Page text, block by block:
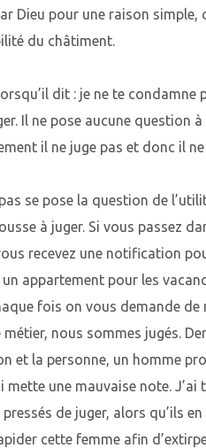
Dieu pour une raison simple,
du châtiment.
dit : je ne te condamne
Il ne pose aucune question
il ne juge pas et donc il
se pose la question de
à juger. Si vous passez
recevez une notification
appartement pour les
fois on vous demande de
nous sommes jugés.
et la personne, un homme
mette une mauvaise note. J’ai
de juger, alors qu’ils
cette femme afin